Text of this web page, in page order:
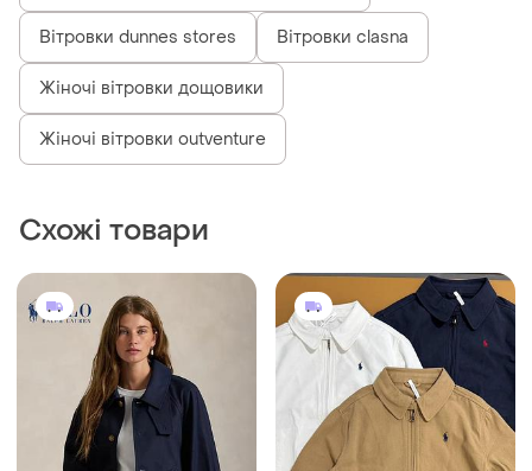
Вітровки dunnes stores Вітровки clasna
Жіночі вітровки дощовики
Жіночі вітровки outventure
Схожі товари